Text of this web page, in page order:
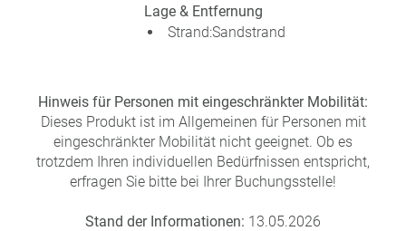
Lage & Entfernung
Strand:Sandstrand
Hinweis für Personen mit eingeschränkter Mobilität:
Dieses Produkt ist im Allgemeinen für Personen mit
eingeschränkter Mobilität nicht geeignet. Ob es
trotzdem Ihren individuellen Bedürfnissen entspricht,
erfragen Sie bitte bei Ihrer Buchungsstelle!
Stand der Informationen: 13.05.2026